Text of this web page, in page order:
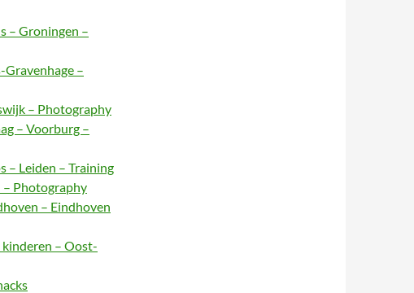
– Groningen –
Gravenhage –
– Photography
– Voorburg –
– Leiden – Training
– Photography
– Eindhoven
– Oost-